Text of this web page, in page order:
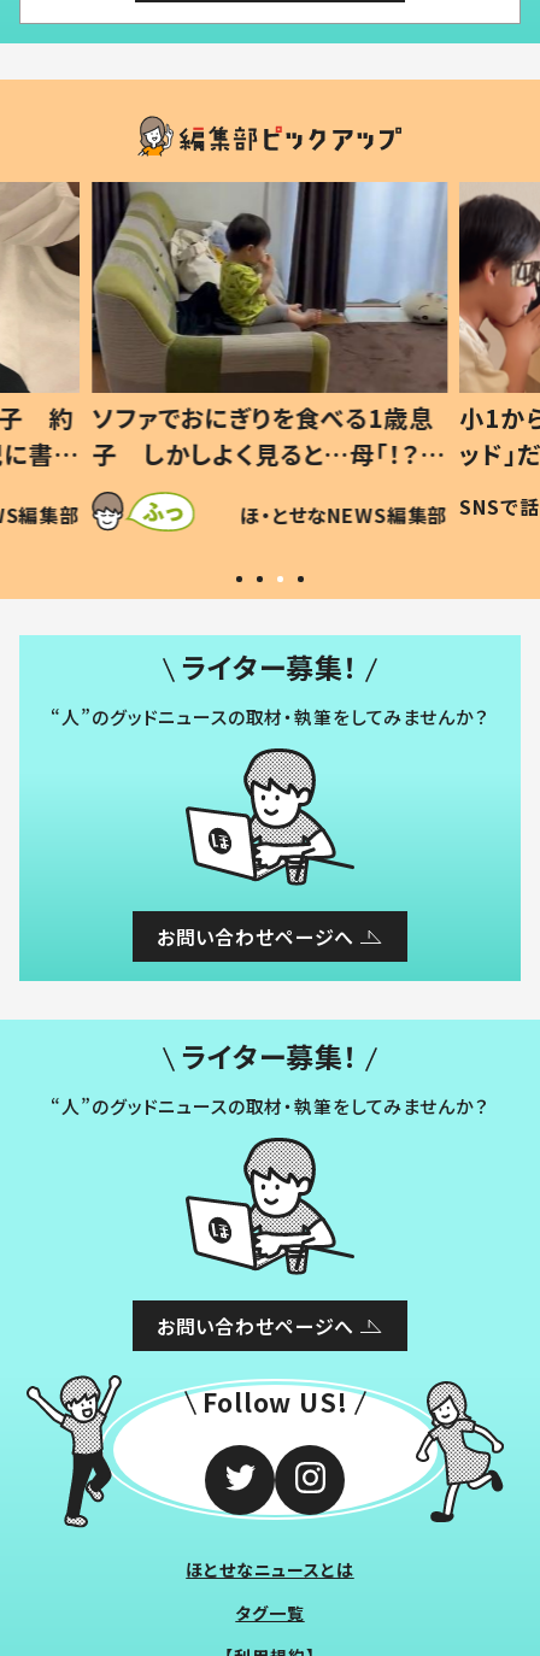
歳息
？」
編集部
小1から不登校、息子は「ギフテ
ッド」だった 父が“ウチ給食”を
作り続ける理由とは #令和の親
#令和の子
SNSで話題 ほ・とせなNEWS編集部
ひ孫
が、抱
「涙
い」
ライター募集！
“人”のグッドニュースの取材・執筆をしてみませんか？
お問い合わせページへ
ライター募集！
“人”のグッドニュースの取材・執筆をしてみませんか？
お問い合わせページへ
Follow US!
ほとせなニュースとは
タグ一覧